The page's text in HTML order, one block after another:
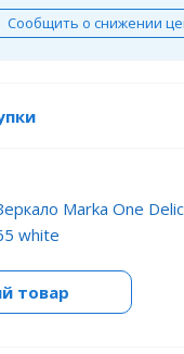
Сообщить о снижении
Marka One
white
товар